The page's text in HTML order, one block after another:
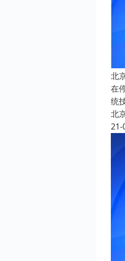
北
在
统
北
21-